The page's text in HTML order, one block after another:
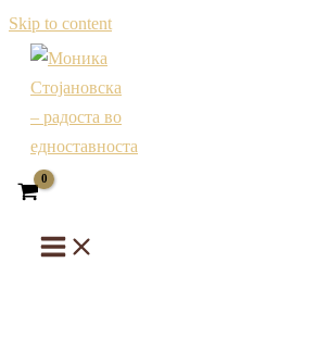
Skip to content